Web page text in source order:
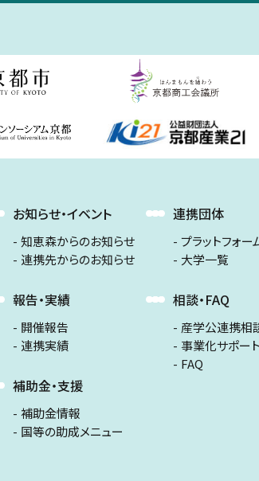
お知らせ・イベント
知恵森からのお知らせ
連携先からのお知らせ
報告・実績
開催報告
連携実績
補助金・支援
補助金情報
国等の助成メニュー
連携団体
プラットフォ
大学一覧
相談・FAQ
産学公連携相
事業化サポー
FAQ